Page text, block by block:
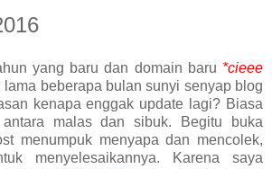
yang baru dan domain baru *cieee
lama beberapa bulan sunyi senyap blog
kenapa enggak update lagi? Biasa
malas dan sibuk. Begitu buka
menumpuk menyapa dan mencolek,
menyelesaikannya. Karena saya